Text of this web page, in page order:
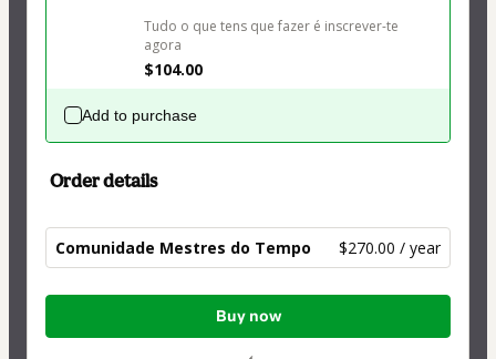
Tudo o que tens que fazer é inscrever-te
agora
$104.00
Add to purchase
Order details
Comunidade Mestres do Tempo $270.00 / year
Total
Buy now